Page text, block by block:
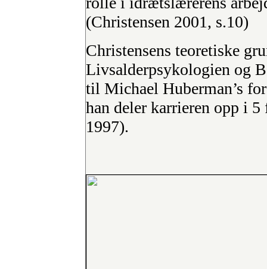
(Christensen 2001, s.10)
Christensens teoretiske
Livsalderpsykologien og
til Michael Huberman’s
han deler karrieren opp i
1997).